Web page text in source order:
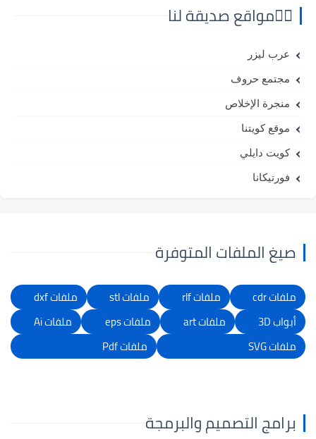
⛓️‍💥مواقع صديقة لنا
عرب ليزر
مجتمع حروف
منجرة الإخلاص
موقع كويتنا
كويت دايلي
فورتيكانا
صيغ الملفات المتوفرة
ملفات cdr ملفات rlf ملفات stl
ملفات dxf
أبواب 3D
ملفات art ملفات eps
ملفات Ai
ملفات SVG
ملفات Pdf
برامج التصميم والبرمجة